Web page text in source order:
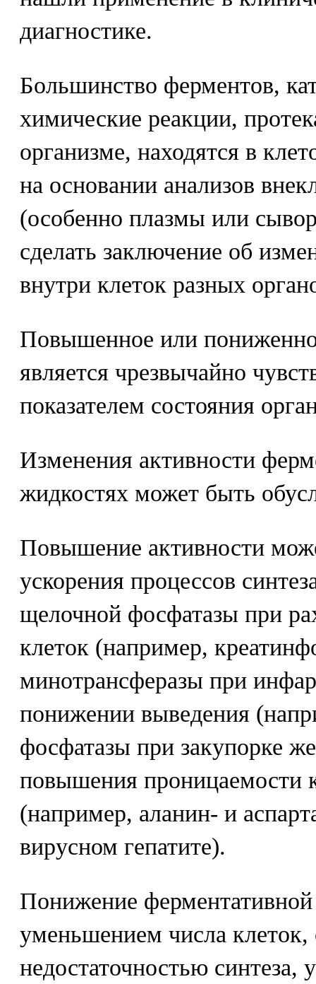
диагностике.
Большинство ферментов,
химические реакции,
организме, находятся в
на основании анализов
(особенно плазмы или
сделать заключение об
внутри клеток разных
Повышенное или
является чрезвычайно
показателем состояния
Изменения активности
жидкостях может быть
Повышение активности
ускорения процессов
щелочной фосфатазы при
клеток (например,
минотрансферазы при
понижении выведения
фосфатазы при закупорке
повышения проницаемости
(например, аланин- и
вирусном гепатите).
Понижение ферментативной
уменьшением числа
недостаточностью синтеза,